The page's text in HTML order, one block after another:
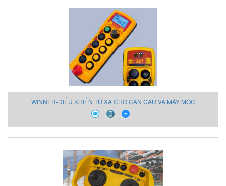
WINNER-ĐIỂU KHIỂN TỪ XA CHO CẦN CẦU VÀ MÁY MÓC